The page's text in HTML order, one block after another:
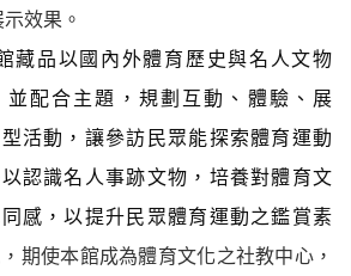
示效果 。
藏品以國內外體育歷史與名人文物
並配合主題，規劃互動、體驗、展
活動，讓參訪民眾能探索體育運動
認識名人事跡文物，培養對體育文
感，以提升民眾體育運動之鑑賞素
，期使本館成為體育文化之社教中心，